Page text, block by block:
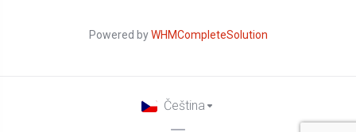
Powered byWHMCompleteSolution
Čeština